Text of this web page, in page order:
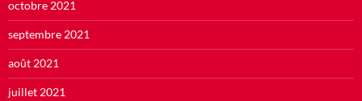
octobre 2021
septembre 2021
août 2021
juillet 2021